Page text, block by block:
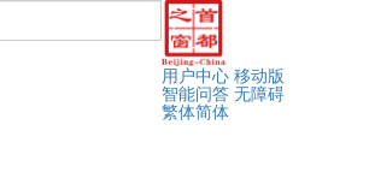
用户中心 移动版
智能问答 无障碍
繁体简体